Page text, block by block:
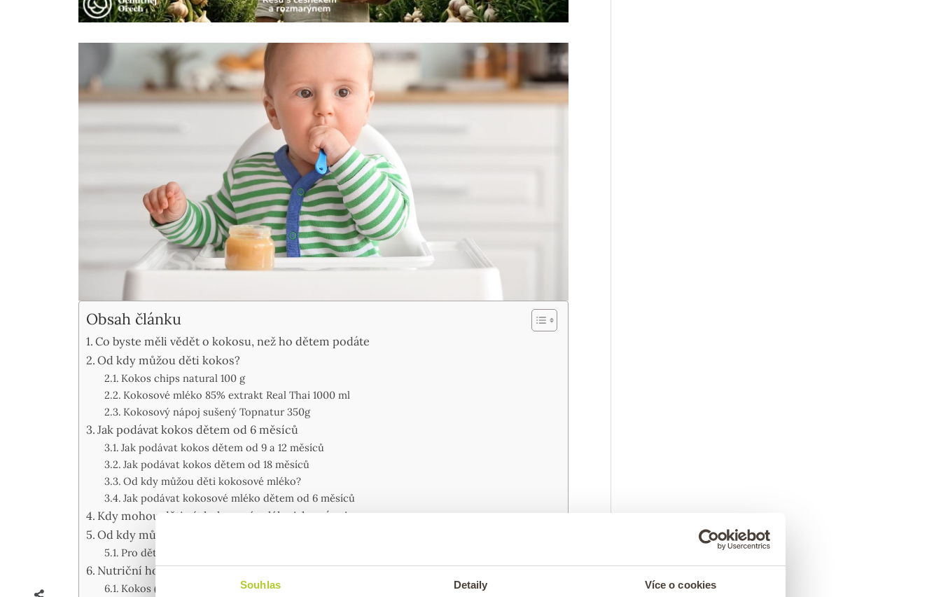
Souhlas Detaily Více o cookies
Obsah článku
Co byste měli vědět o kokosu, než ho dětem podáte
Od kdy můžou děti kokos?
Kokos chips natural 100 g
Kokosové mléko 85% extrakt Real Thai 1000 ml
Kokosový nápoj sušený Topnatur 350g
Jak podávat kokos dětem od 6 měsíců
Jak podávat kokos dětem od 9 a 12 měsíců
Jak podávat kokos dětem od 18 měsíců
Od kdy můžou děti kokosové mléko?
Jak podávat kokosové mléko dětem od 6 měsíců
Kdy mohou děti pít kokosové mléko jako nápoj
Od kdy můžou děti kokosový olej?
Pro děti od 6 měsíců můžete kokosový olej používat:
Nutriční hodnota kokosu a kokosových produktů
Kokos (dužina) poskytuje: